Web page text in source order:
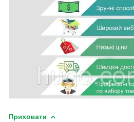
Приховати